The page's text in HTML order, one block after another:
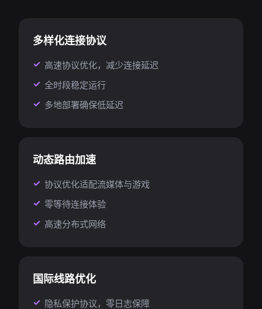
多样化连接协议
高速协议优化，减少连接延迟
全时段稳定运行
多地部署确保低延迟
动态路由加速
协议优化适配流媒体与游戏
零等待连接体验
高速分布式网络
国际线路优化
隐私保护协议，零日志保障